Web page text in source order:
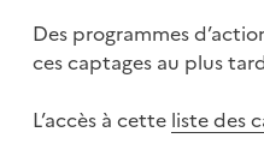
Des programmes
ces captages au plus
L’accès à cette liste des